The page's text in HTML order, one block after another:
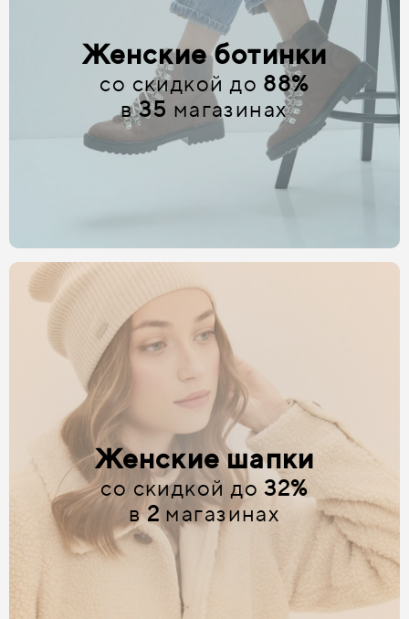
Женские ботинки
со скидкой до 88%
в35 магазинах
Женские шапки
со скидкой до32%
в2магазинах